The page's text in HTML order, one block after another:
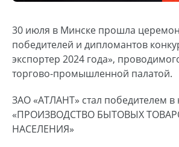
30 июля в Минске прошла
победителей и дипломантов
экспортер 2024 года»,
торгово-промышленной палатой.
ЗАО «АТЛАНТ» стал победителем
«ПРОИЗВОДСТВО БЫТОВЫХ
НАСЕЛЕНИЯ»